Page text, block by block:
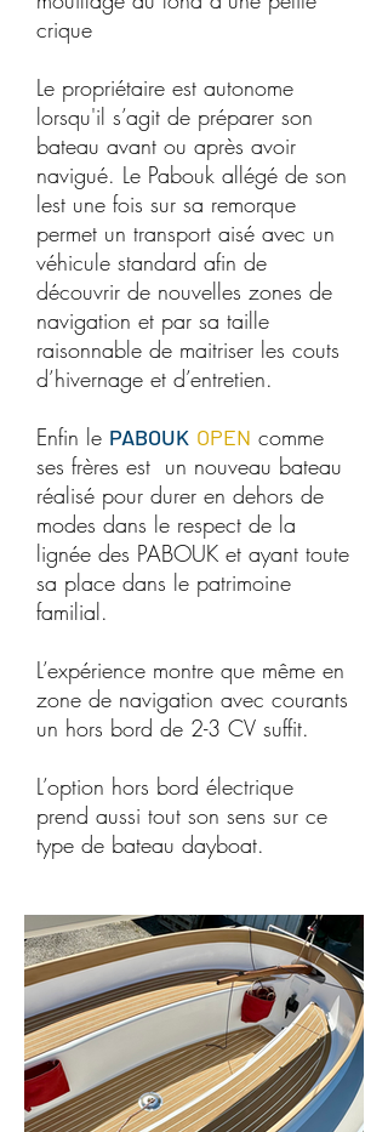
crique
Le propriétaire est autonome
lorsqu'il s’agit de préparer son
bateau avant ou après avoir
navigué. Le Pabouk allégé de son
lest une fois sur sa remorque
permet un transport aisé avec un
véhicule standard afin de
découvrir de nouvelles zones de
navigation et par sa taille
raisonnable de maitriser les couts
d’hivernage et d’entretien.
Enfin le PABOUK OPEN comme
ses frères est un nouveau bateau
réalisé pour durer en dehors de
modes dans le respect de la
lignée des PABOUK et ayant toute
sa place dans le patrimoine
familial.
L’expérience montre que même en
zone de navigation avec courants
un hors bord de 2-3 CV suffit.
L’option hors bord électrique
prend aussi tout son sens sur ce
type de bateau dayboat.